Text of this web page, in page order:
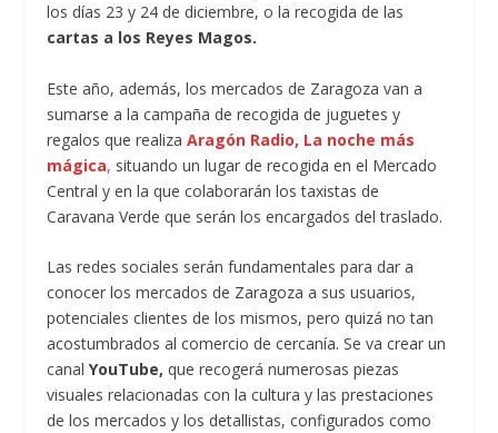
los días 23 y 24 de diciembre, o la recogida de las
cartas a los Reyes Magos.
Este año, además, los mercados de Zaragoza van a
sumarse a la campaña de recogida de juguetes y
regalos que realizaAragón Radio, La noche más
mágica, situando un lugar de recogida en el Mercado
Central y en la que colaborarán los taxistas de
Caravana Verde que serán los encargados del traslado.
Las redes sociales serán fundamentales para dar a
conocer los mercados de Zaragoza a sus usuarios,
potenciales clientes de los mismos, pero quizá no tan
acostumbrados al comercio de cercanía. Se va crear un
canalYouTube, que recogerá numerosas piezas
visuales relacionadas con la cultura y las prestaciones
de los mercados y los detallistas, configurados como